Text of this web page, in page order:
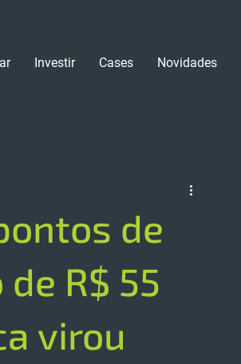
Investir Cases Novidades
de
R$ 55
virou